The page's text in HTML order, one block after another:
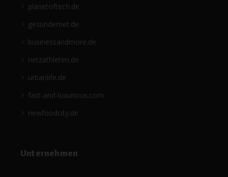
planetoftech.de
gesündernet.de
businessandmore.de
netzathleten.de
urbanlife.de
fast-and-luxurious.com
newfoodcity.de
Unternehmen